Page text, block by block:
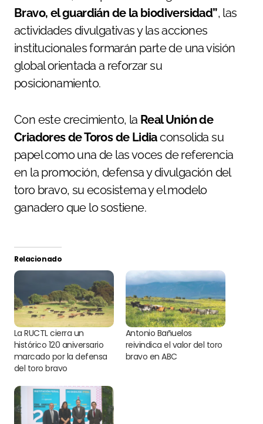
Bravo, el guardián de la biodiversidad”, las
actividades divulgativas y las acciones
institucionales formarán parte de una visión
global orientada a reforzar su
posicionamiento.
Con este crecimiento, la Real Unión de
Criadores de Toros de Lidiaconsolida su
papel como una de las voces de referencia
en la promoción, defensa y divulgación del
toro bravo, su ecosistema y el modelo
ganadero que lo sostiene.
Relacionado
La RUCTL cierra un
histórico 120 aniversario
marcado por la defensa
del toro bravo
Antonio Bañuelos
reivindica el valor del toro
bravo en ABC